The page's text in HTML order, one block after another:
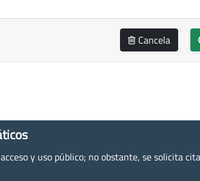
Cancela
y uso público; no obstante, se solicita